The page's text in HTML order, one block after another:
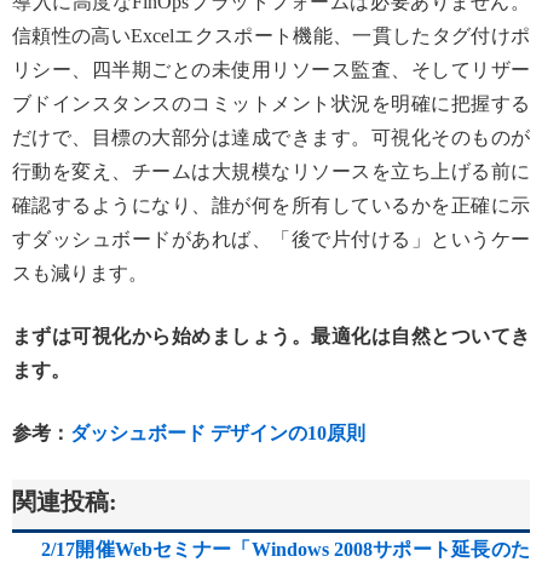
信頼性の高いExcelエクスポート機能、一貫したタグ付けポ
リシー、四半期ごとの未使用リソース監査、そしてリザー
ブドインスタンスのコミットメント状況を明確に把握する
だけで、目標の大部分は達成できます。可視化そのものが
行動を変え、チームは大規模なリソースを立ち上げる前に
確認するようになり、誰が何を所有しているかを正確に示
すダッシュボードがあれば、「後で片付ける」というケー
スも減ります。
まずは可視化から始めましょう。最適化は自然とついてき
ます。
参考： ダッシュボード デザインの10原則
関連投稿:
2/17開催Webセミナー「Windows 2008サポート延長のた